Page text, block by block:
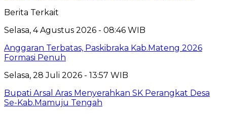
Berita Terkait
Selasa, 4 Agustus 2026 - 08:46 WIB
Anggaran Terbatas, Paskibraka Kab.Mateng 2026
Formasi Penuh
Selasa, 28 Juli 2026 - 13:57 WIB
Bupati Arsal Aras Menyerahkan SK Perangkat Desa
Se-Kab.Mamuju Tengah